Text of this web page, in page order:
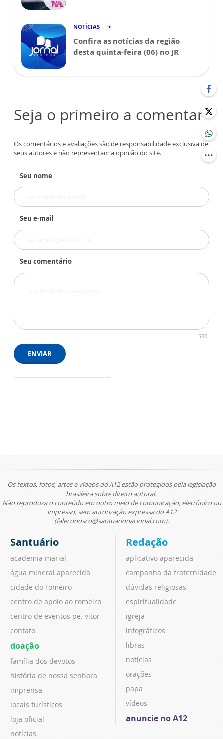
NOTÍCIAS
Confira as notícias da região
desta quinta-feira (06) no JR
Seja o primeiro a comentar
Os comentários e avaliações são de responsabilidade exclusiva de
seus autores e não representam a opinião do site.
Seu nome
Seu e-mail
Seu comentário
500
ENVIAR
Os textos, fotos, artes e vídeos do A12 estão protegidos pela legislação
brasileira sobre direito autoral.
Não reproduza o conteúdo em outro meio de comunicação, eletrônico ou
impresso, sem autorização expressa do A12
(faleconosco@santuarionacional.com).
Santuário
academia marial
água mineral aparecida
cidade do romeiro
centro de apoio ao romeiro
centro de eventos pe. vitor
contato
doação
família dos devotos
história de nossa senhora
imprensa
locais turísticos
loja oficial
notícias
Redação
aplicativo aparecida
campanha da fraternidade
dúvidas religiosas
espiritualidade
igreja
infográficos
libras
notícias
orações
papa
vídeos
anuncie no A12